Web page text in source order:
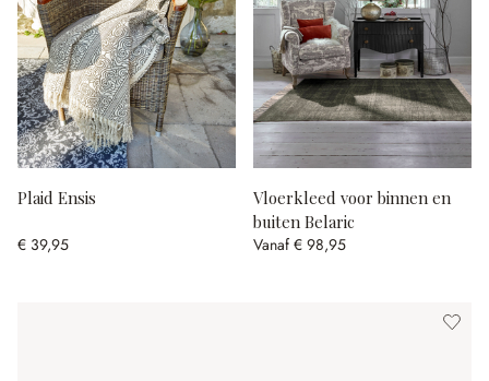
Plaid Ensis
€ 39,95
Vloerkleed voor binnen en
buiten Belaric
Vanaf € 98,95